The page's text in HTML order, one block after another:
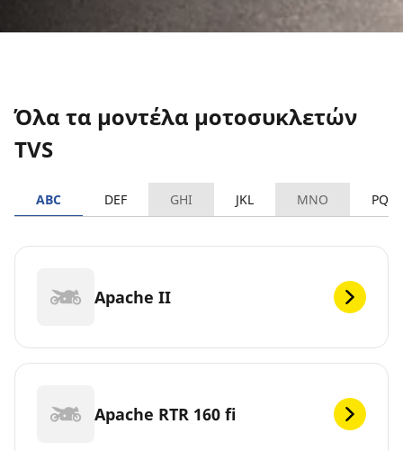
Όλα τα μοντέλα μοτοσυκλετών
TVS
ABC DEF GHI JKL MNO PQRS
Apache II
Apache RTR 160 fi